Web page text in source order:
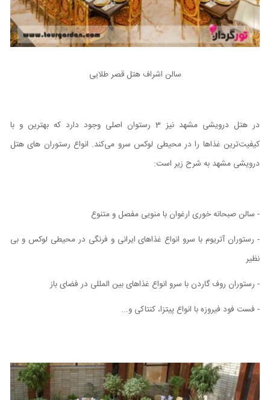
سالن اشراف هتل قصر طلایی
در هتل درویشی مشهد نیز 3 رستوان اصلی وجود دارد که بهترین و با
کیفیت‌ترین غذاها را در محیطی لوکس سرو می‌کند. انواع رستوران های هتل
درویشی مشهد به شرح زیر است:
- سالن صبحانه خوری ارغوان با منویی مفصل و متنوع
- رستوران آتریوم با سرو انواع غذاهای ایرانی و فرنگی در محیطی لوکس و بی
نظیر
- رستوران روف گاردن با سرو انواع غذاهای بین المللی در فضای باز
- فست فود فیروزه با انواع پیتزا، کنتاکی و...